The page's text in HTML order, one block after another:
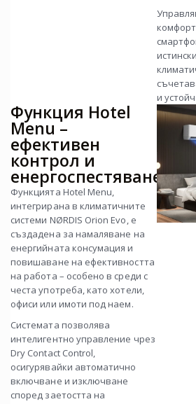
и
Функция Hotel
Menu –
ефективен
контрол и
енергоспестяване
Функцията Hotel Menu,
интегрирана в климатичните
системи NØRDIS Orion Evo, е
създадена за намаляване на
енергийната консумация и
повишаване на ефективността
на работа – особено в среди с
честа употреба, като хотели,
офиси или имоти под наем.
Системата позволява
интелигентно управление чрез
Dry Contact Control,
осигурявайки автоматично
включване и изключване
според заетостта на